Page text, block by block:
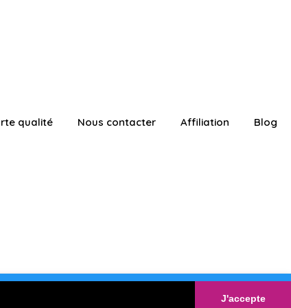
J'accepte
qualité Nous contacter Affiliation Blog